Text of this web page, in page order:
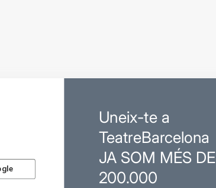
Uneix-te a
TeatreBarcelona
JA SOM MÉS DE
200.000